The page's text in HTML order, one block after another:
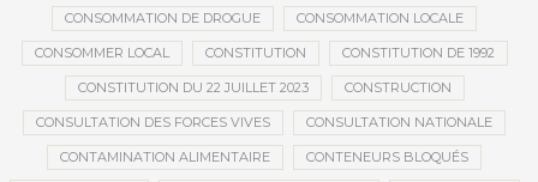
CONSOMMATION DE DROGUE CONSOMMATION LOCALE
CONSOMMER LOCAL CONSTITUTION CONSTITUTION DE 1992
CONSTITUTION DU 22 JUILLET 2023 CONSTRUCTION
CONSULTATION DES FORCES VIVES CONSULTATION NATIONALE
CONTAMINATION ALIMENTAIRE CONTENEURS BLOQUÉS